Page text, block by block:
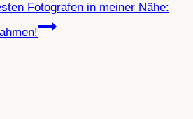
Fotografen in meiner Nähe: